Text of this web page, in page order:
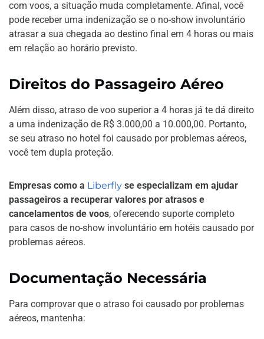
com voos, a situação muda completamente. Afinal, você
pode receber uma indenização se o no-show involuntário
atrasar a sua chegada ao destino final em 4 horas ou mais
em relação ao horário previsto.
Direitos do Passageiro Aéreo
Além disso, atraso de voo superior a 4 horas já te dá direito
a uma indenização de R$ 3.000,00 a 10.000,00. Portanto,
se seu atraso no hotel foi causado por problemas aéreos,
você tem dupla proteção.
Empresas como a Liberfly se especializam em ajudar
passageiros a recuperar valores por atrasos e
cancelamentos de voos, oferecendo suporte completo
para casos de no-show involuntário em hotéis causado por
problemas aéreos.
Documentação Necessária
Para comprovar que o atraso foi causado por problemas
aéreos, mantenha: